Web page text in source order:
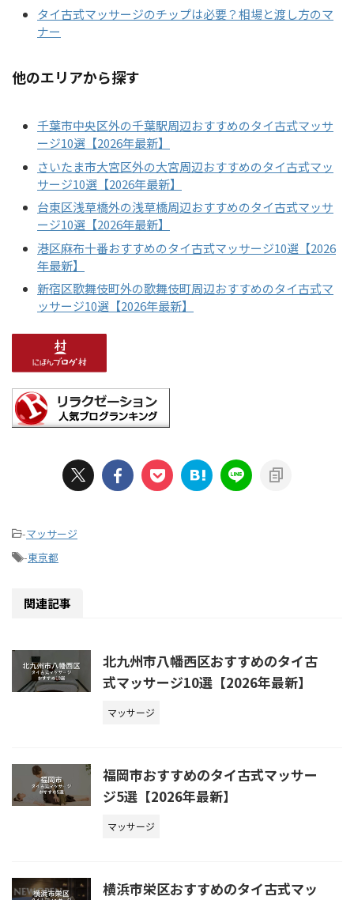
タイ古式マッサージのチップは必要？相場と渡し方のマ
ナー
他のエリアから探す
千葉市中央区外の千葉駅周辺おすすめのタイ古式マッサ
ージ10選【2026年最新】
さいたま市大宮区外の大宮周辺おすすめのタイ古式マッ
サージ10選【2026年最新】
台東区浅草橋外の浅草橋周辺おすすめのタイ古式マッサ
ージ10選【2026年最新】
港区麻布十番おすすめのタイ古式マッサージ10選【2026
年最新】
新宿区歌舞伎町外の歌舞伎町周辺おすすめのタイ古式マ
ッサージ10選【2026年最新】
-マッサージ
-東京都
関連記事
北九州市八幡西区おすすめのタイ古
式マッサージ10選【2026年最新】
マッサージ
福岡市おすすめのタイ古式マッサー
ジ5選【2026年最新】
マッサージ
横浜市栄区おすすめのタイ古式マッ